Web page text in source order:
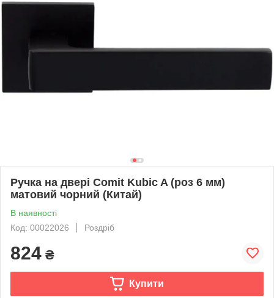
Ручка на двері Comit Kubic A (роз 6 мм)
матовий чорний (Китай)
В наявності
Код: 00022026
Роздріб
824 ₴
Купити